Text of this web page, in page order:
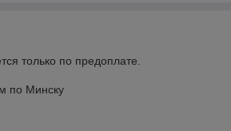
только по предоплате.
по Минску